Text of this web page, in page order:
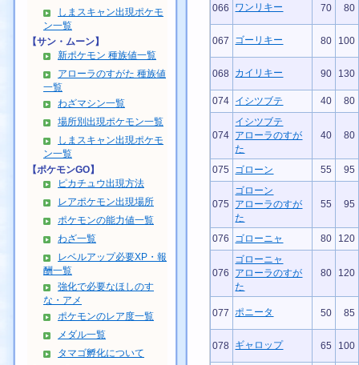
しまスキャン出現ポケモ
ン一覧
【サン・ムーン】
新ポケモン 種族値一覧
アローラのすがた 種族値
一覧
わざマシン一覧
場所別出現ポケモン一覧
しまスキャン出現ポケモ
ン一覧
【ポケモンGO】
ピカチュウ出現方法
レアポケモン出現場所
ポケモンの能力値一覧
わざ一覧
レベルアップ必要XP・報
酬一覧
強化で必要なほしのす
な・アメ
ポケモンのレア度一覧
メダル一覧
タマゴ孵化について
066 ワンリキー 70 80
067 ゴーリキー 80 100
068 カイリキー 90 130
074 イシツブテ 40 80
074
イシツブテ
アローラのすが
た
40 80
075 ゴローン 55 95
075
ゴローン
アローラのすが
た
55 95
076 ゴローニャ 80 120
076
ゴローニャ
アローラのすが
た
80 120
077 ポニータ 50 85
078 ギャロップ 65 100